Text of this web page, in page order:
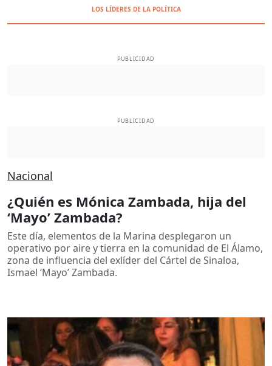
LOS LÍDERES DE LA POLÍTICA
PUBLICIDAD
PUBLICIDAD
Nacional
¿Quién es Mónica Zambada, hija del
‘Mayo’ Zambada?
Este día, elementos de la Marina desplegaron un
operativo por aire y tierra en la comunidad de El Álamo,
zona de influencia del exlíder del Cártel de Sinaloa,
Ismael ‘Mayo’ Zambada.